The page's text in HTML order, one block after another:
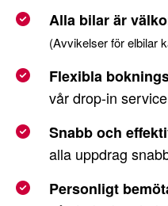
Alla bilar är
(Avvikelser för elbilar
Flexibla
vår drop-in
Snabb och
alla uppdrag
Personligt